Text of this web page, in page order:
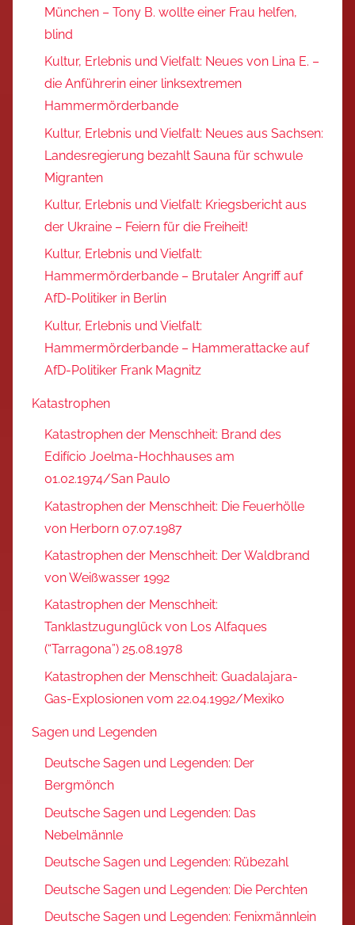
München – Tony B. wollte einer Frau helfen,
blind
Kultur, Erlebnis und Vielfalt: Neues von Lina E. –
die Anführerin einer linksextremen
Hammermörderbande
Kultur, Erlebnis und Vielfalt: Neues aus Sachsen:
Landesregierung bezahlt Sauna für schwule
Migranten
Kultur, Erlebnis und Vielfalt: Kriegsbericht aus
der Ukraine – Feiern für die Freiheit!
Kultur, Erlebnis und Vielfalt:
Hammermörderbande – Brutaler Angriff auf
AfD-Politiker in Berlin
Kultur, Erlebnis und Vielfalt:
Hammermörderbande – Hammerattacke auf
AfD-Politiker Frank Magnitz
Katastrophen
Katastrophen der Menschheit: Brand des
Edifício Joelma-Hochhauses am
01.02.1974/San Paulo
Katastrophen der Menschheit: Die Feuerhölle
von Herborn 07.07.1987
Katastrophen der Menschheit: Der Waldbrand
von Weißwasser 1992
Katastrophen der Menschheit:
Tanklastzugunglück von Los Alfaques
(“Tarragona”) 25.08.1978
Katastrophen der Menschheit: Guadalajara-
Gas-Explosionen vom 22.04.1992/Mexiko
Sagen und Legenden
Deutsche Sagen und Legenden: Der
Bergmönch
Deutsche Sagen und Legenden: Das
Nebelmännle
Deutsche Sagen und Legenden: Rübezahl
Deutsche Sagen und Legenden: Die Perchten
Deutsche Sagen und Legenden: Fenixmännlein